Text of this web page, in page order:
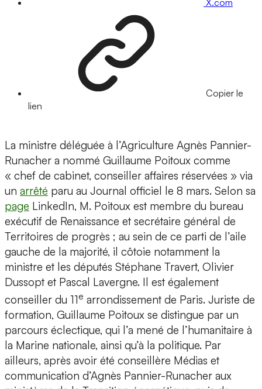
X.com
Copier le
lien
La ministre déléguée à l’Agriculture Agnès Pannier-
Runacher a nommé Guillaume Poitoux comme
« chef de cabinet, conseiller affaires réservées » via
un arrêté paru au Journal officiel le 8 mars. Selon sa
page LinkedIn, M. Poitoux est membre du bureau
exécutif de Renaissance et secrétaire général de
Territoires de progrès ; au sein de ce parti de l’aile
gauche de la majorité, il côtoie notamment la
ministre et les députés Stéphane Travert, Olivier
Dussopt et Pascal Lavergne. Il est également
conseiller du 11e arrondissement de Paris. Juriste de
formation, Guillaume Poitoux se distingue par un
parcours éclectique, qui l’a mené de l’humanitaire à
la Marine nationale, ainsi qu’à la politique. Par
ailleurs, après avoir été conseillère Médias et
communication d’Agnès Pannier-Runacher aux